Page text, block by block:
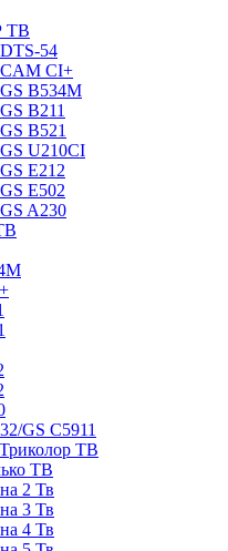
ТВ
54
CI+
B534M
B211
B521
U210CI
E212
E502
A230
GS C5911
ТВ
ТВ
2 Тв
3 Тв
4 Тв